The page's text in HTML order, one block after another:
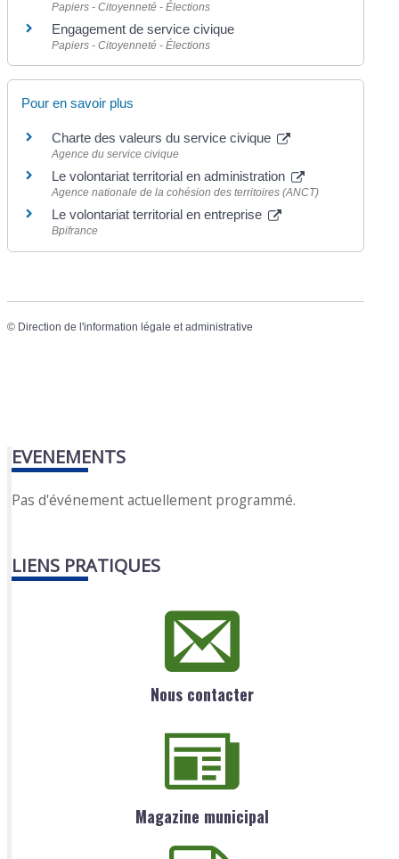
Papiers - Citoyenneté - Élections
Engagement de service civique
Papiers - Citoyenneté - Élections
Pour en savoir plus
Charte des valeurs du service civique
Agence du service civique
Le volontariat territorial en administration
Agence nationale de la cohésion des territoires (ANCT)
Le volontariat territorial en entreprise
Bpifrance
© Direction de l'information légale et administrative
EVENEMENTS
Pas d'événement actuellement programmé.
LIENS PRATIQUES
Nous contacter
Magazine municipal